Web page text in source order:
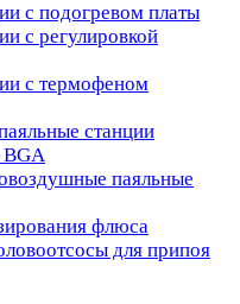
с подогревом платы
с регулировкой
с термофеном
станции
паяльные
флюса
для припоя